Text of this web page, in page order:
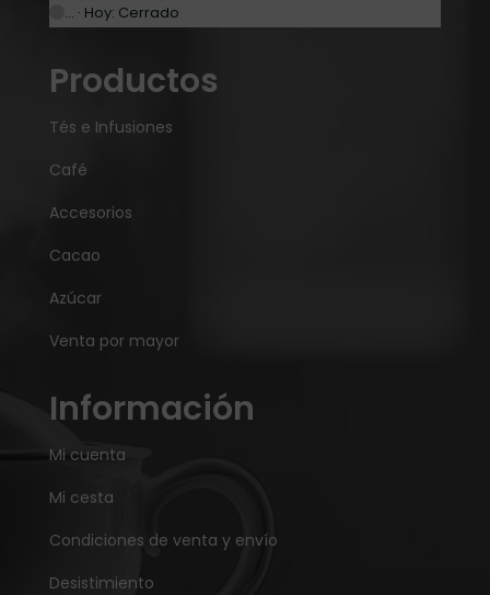
… · Hoy: Cerrado
Productos
Tés e Infusiones
Café
Accesorios
Cacao
Azúcar
Venta por mayor
Información
Mi cuenta
Mi cesta
Condiciones de venta y envío
Desistimiento